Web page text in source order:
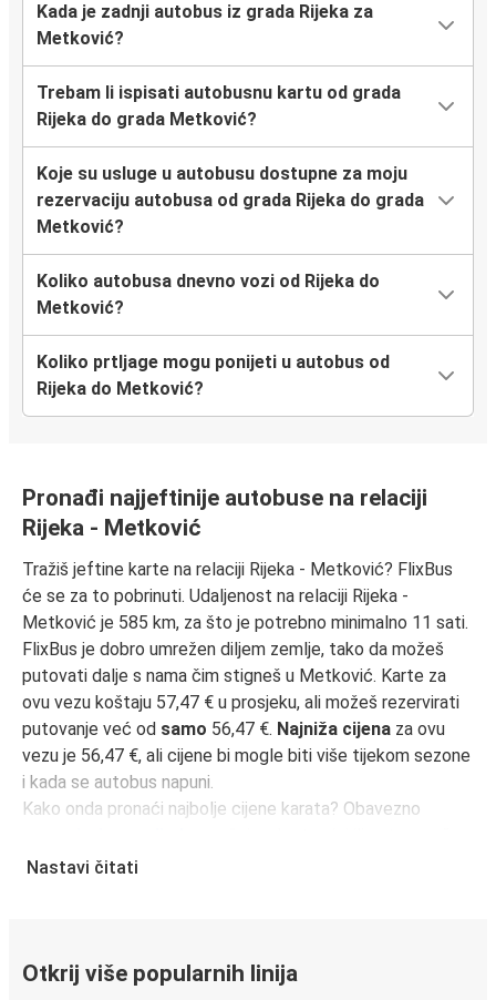
Kada je zadnji autobus iz grada Rijeka za
Metković?
Trebam li ispisati autobusnu kartu od grada
Rijeka do grada Metković?
Koje su usluge u autobusu dostupne za moju
rezervaciju autobusa od grada Rijeka do grada
Metković?
Koliko autobusa dnevno vozi od Rijeka do
Metković?
Koliko prtljage mogu ponijeti u autobus od
Rijeka do Metković?
Pronađi najjeftinije autobuse na relaciji
Rijeka - Metković
Tražiš jeftine karte na relaciji Rijeka - Metković? FlixBus
će se za to pobrinuti. Udaljenost na relaciji Rijeka -
Metković je 585 km, za što je potrebno minimalno 11 sati.
FlixBus je dobro umrežen diljem zemlje, tako da možeš
putovati dalje s nama čim stigneš u Metković. Karte za
ovu vezu koštaju 57,47 € u prosjeku, ali možeš rezervirati
putovanje već od samo 56,47 €. Najniža cijena za ovu
vezu je 56,47 €, ali cijene bi mogle biti više tijekom sezone
i kada se autobus napuni.
Kako onda pronaći najbolje cijene karata? Obavezno
FlixBus aplikacije
Nastavi čitati
Otkrij više popularnih linija